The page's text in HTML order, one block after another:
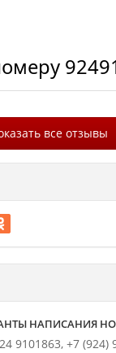
все отзывы
НАПИСАНИЯ
9101863, +7 (924)